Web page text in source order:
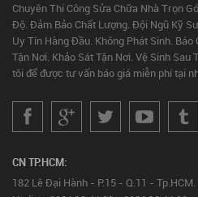
Chuyên Thi Công Sửa Chữa Nhà Trọn
Độ. Đảm Bảo Chất Lượng. Đội Ngũ Kỹ
Uy Tín Hàng Đầu. Không Phát Sinh.
Tận Nơi. Khảo Sát Tận Nơi. Vệ Sinh
tôi để được tư vấn báo giá miễn phí tại
CN TP.HCM:
182 Lê Đại Hành - P.15 - Q.11 - Tp.HCM.